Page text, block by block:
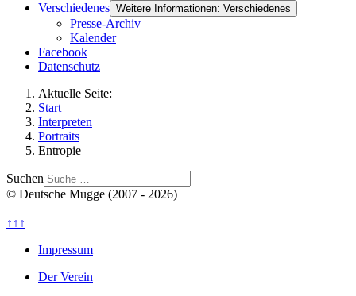
Verschiedenes Weitere Informationen: Verschiedenes
Presse-Archiv
Kalender
Facebook
Datenschutz
Aktuelle Seite:
Start
Interpreten
Portraits
Entropie
Suchen
© Deutsche Mugge (2007 - 2026)
↑↑↑
Impressum
Der Verein